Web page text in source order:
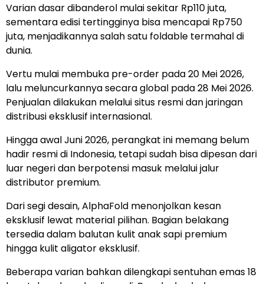
Varian dasar dibanderol mulai sekitar Rp110 juta,
sementara edisi tertingginya bisa mencapai Rp750
juta, menjadikannya salah satu foldable termahal di
dunia.
Vertu mulai membuka pre-order pada 20 Mei 2026,
lalu meluncurkannya secara global pada 28 Mei 2026.
Penjualan dilakukan melalui situs resmi dan jaringan
distribusi eksklusif internasional.
Hingga awal Juni 2026, perangkat ini memang belum
hadir resmi di Indonesia, tetapi sudah bisa dipesan dari
luar negeri dan berpotensi masuk melalui jalur
distributor premium.
Dari segi desain, AlphaFold menonjolkan kesan
eksklusif lewat material pilihan. Bagian belakang
tersedia dalam balutan kulit anak sapi premium
hingga kulit aligator eksklusif.
Beberapa varian bahkan dilengkapi sentuhan emas 18